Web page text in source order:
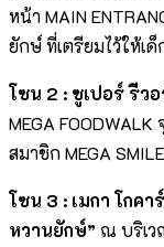
หน้า MAIN
ยักษ์ ที่เตรียมไว้ให้เ
โซน 2 : ซูเปอร์ รีว
MEGA
สมาชิก MEGA
โซน 3 : เมกา โกคา
หวานยักษ์” ณ บริเว